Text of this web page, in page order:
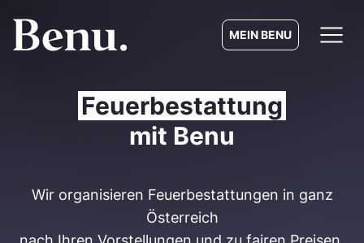
MEIN BENU
Feuerbestattung
mit Benu
Wir organisieren Feuerbestattungen in ganz
Österreich